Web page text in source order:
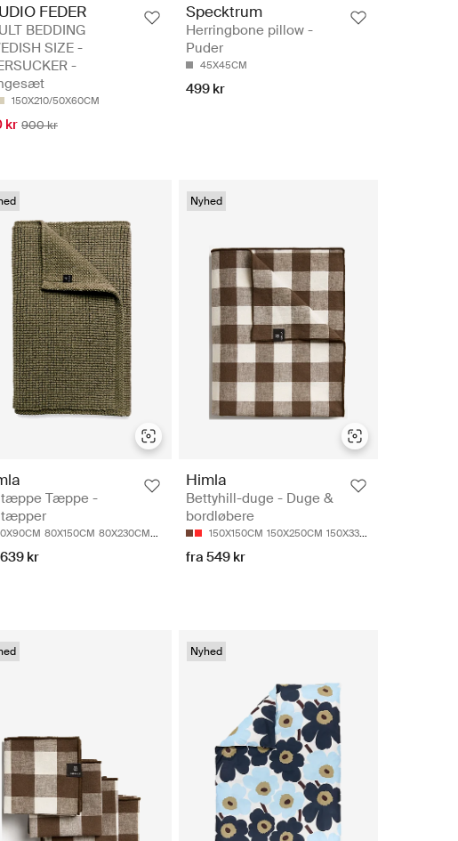
FEDER
BEDDING
SIZE -
-
150X210/50X60CM
kr 900 kr
Specktrum
Herringbone pillow -
Puder
45X45CM
499 kr
Tæppe -
80X150CM 80X230CM 140X200CM 170X230CM
kr
Nyhed
Himla
Bettyhill-duge - Duge &
bordløbere
150X150CM 150X250CM 150X330CM
fra 549 kr
Nyhed